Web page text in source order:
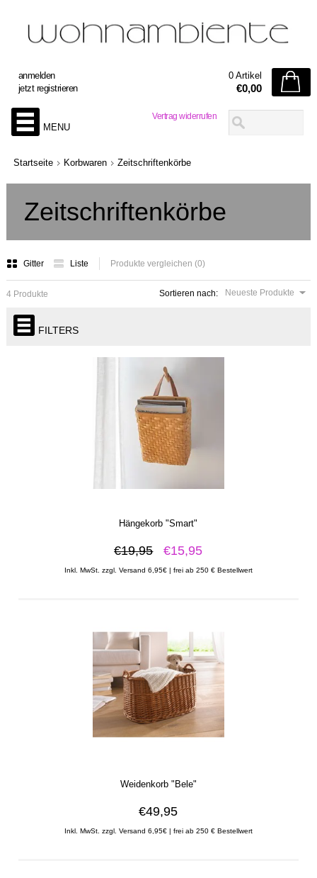
Vertrag widerrufen
anmelden
jetzt registrieren
0 Artikel
€0,00
MENU
Startseite Korbwaren Zeitschriftenkörbe
Zeitschriftenkörbe
Gitter Liste Produkte vergleichen (0)
Sortieren nach: Neueste Produkte
4 Produkte
FILTERS
Hängekorb "Smart"
€19,95 €15,95
Inkl. MwSt. zzgl. Versand 6,95€ | frei ab 250 € Bestellwert
Weidenkorb "Bele"
€49,95
Inkl. MwSt. zzgl. Versand 6,95€ | frei ab 250 € Bestellwert